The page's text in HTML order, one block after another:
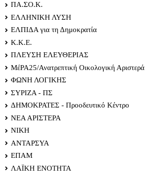
ΠΑ.ΣΟ.Κ.
ΕΛΛΗΝΙΚΗ ΛΥΣΗ
ΕΛΠΙΔΑ για τη Δημοκρατία
Κ.Κ.Ε.
ΠΛΕΥΣΗ ΕΛΕΥΘΕΡΙΑΣ
ΜέΡΑ25/Ανατρεπτική Οικολογική Αριστερά
ΦΩΝΗ ΛΟΓΙΚΗΣ
ΣΥΡΙΖΑ - ΠΣ
ΔΗΜΟΚΡΑΤΕΣ - Προοδευτικό Κέντρο
ΝΕΑ ΑΡΙΣΤΕΡΑ
ΝΙΚΗ
ΑΝΤΑΡΣΥΑ
ΕΠΑΜ
ΛΑΪΚΗ ΕΝΟΤΗΤΑ